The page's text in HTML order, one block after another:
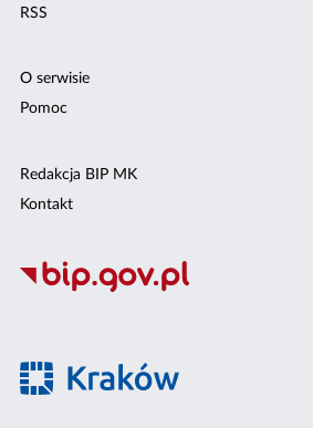
RSS
O serwisie
Pomoc
Redakcja BIP MK
Kontakt